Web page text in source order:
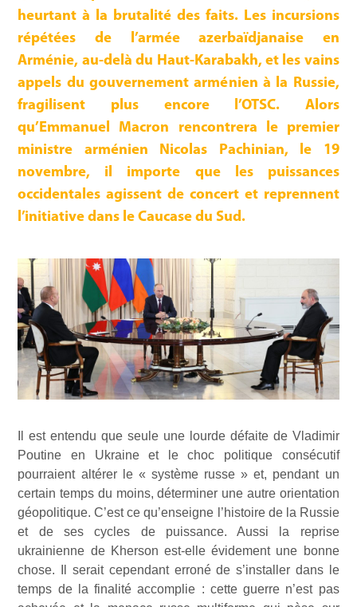
heurtant à la brutalité des faits. Les incursions
répétées de l’armée azerbaïdjanaise en
Arménie, au-delà du Haut-Karabakh, et les vains
appels du gouvernement arménien à la Russie,
fragilisent plus encore l’OTSC. Alors
qu’Emmanuel Macron rencontrera le premier
ministre arménien Nicolas Pachinian, le 19
novembre, il importe que les puissances
occidentales agissent de concert et reprennent
l’initiative dans le Caucase du Sud.
Il est entendu que seule une lourde défaite de Vladimir
Poutine en Ukraine et le choc politique consécutif
pourraient altérer le « système russe » et, pendant un
certain temps du moins, déterminer une autre orientation
géopolitique. C’est ce qu’enseigne l’histoire de la Russie
et de ses cycles de puissance. Aussi la reprise
ukrainienne de Kherson est-elle évidement une bonne
chose. Il serait cependant erroné de s’installer dans le
temps de la finalité accomplie : cette guerre n’est pas